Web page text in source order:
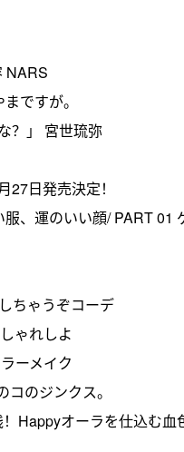
NARS
ですが。
？」 宮世琉弥
日発売決定！
、運のいい顔/ PART 01
ちゃうぞコーデ
ゃれしよ
ーメイク
のジンクス。
Happyオーラを仕込む血